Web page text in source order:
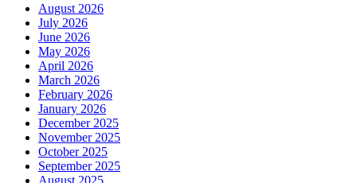
August 2026
July 2026
June 2026
May 2026
April 2026
March 2026
February 2026
January 2026
December 2025
November 2025
October 2025
September 2025
August 2025